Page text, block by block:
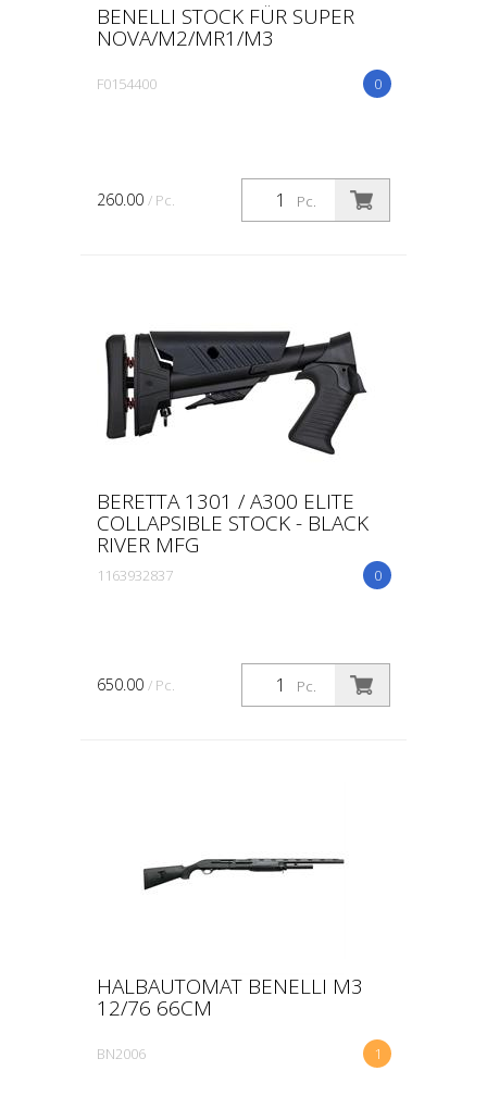
BENELLI STOCK FÜR SUPER
NOVA/M2/MR1/M3
0
F0154400
Pc.
260.00 / Pc.
BERETTA 1301 / A300 ELITE
COLLAPSIBLE STOCK - BLACK
RIVER MFG
0
1163932837
Pc.
650.00 / Pc.
HALBAUTOMAT BENELLI M3
12/76 66CM
1
BN2006